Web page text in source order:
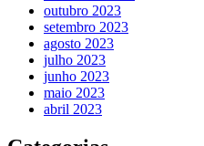
outubro 2023
setembro 2023
agosto 2023
julho 2023
junho 2023
maio 2023
abril 2023